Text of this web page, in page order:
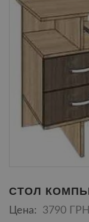
СТОЛ
Цена: 3790 ГРН